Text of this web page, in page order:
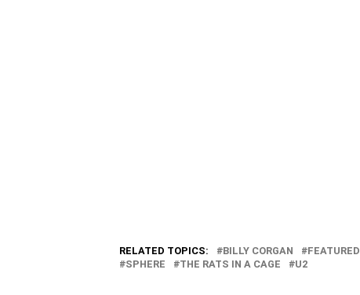
RELATED TOPICS: BILLY CORGAN FEATURED
SPHERE
THE RATS IN A CAGE U2